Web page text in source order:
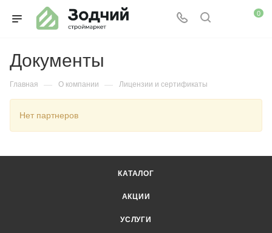
0
Документы
Главная — О компании — Лицензии и сертификаты
Нет партнеров
КАТАЛОГ
АКЦИИ
УСЛУГИ